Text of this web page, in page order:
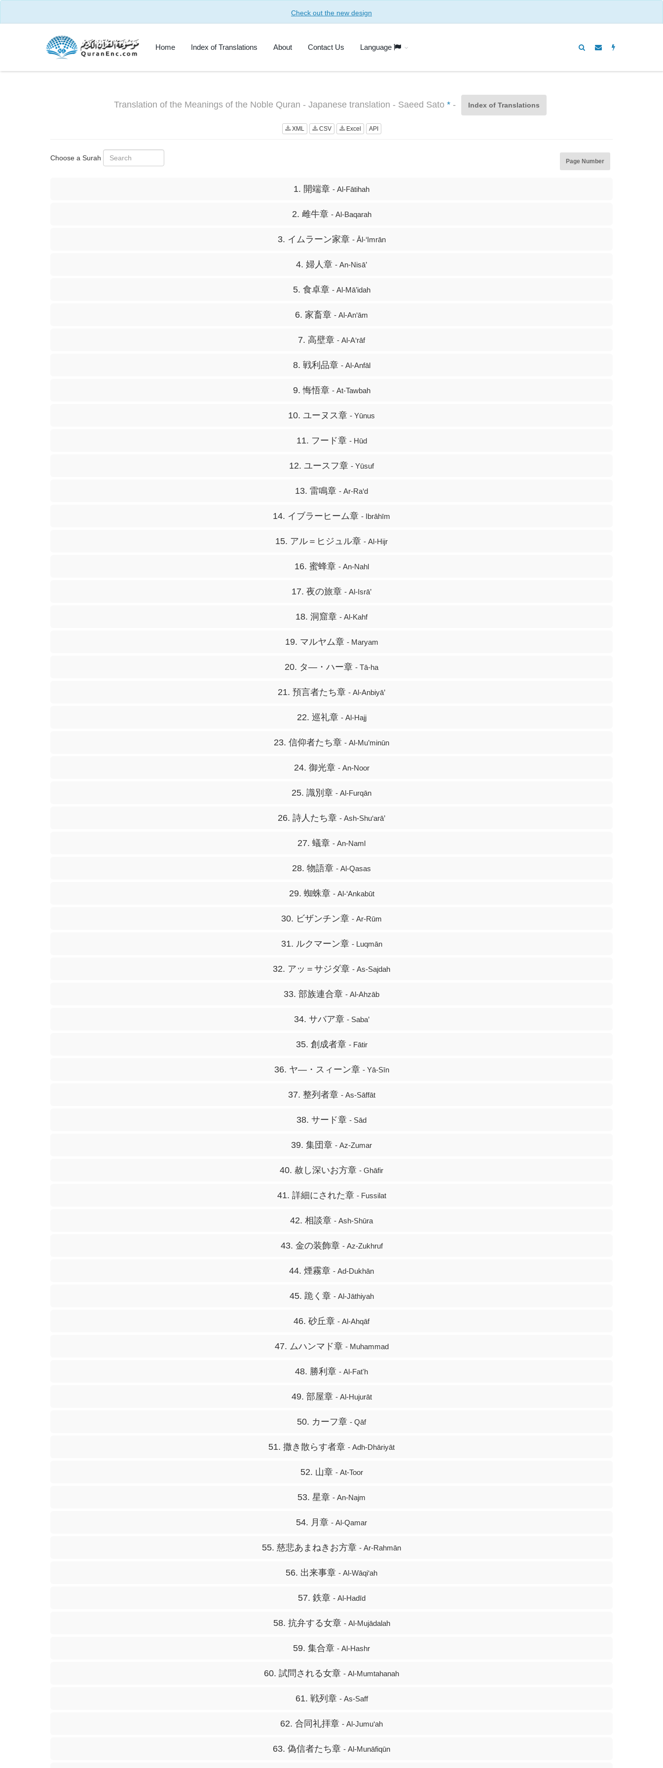
Check out the new design
Home Index of Translations About Contact Us Language
Translation of the Meanings of the Noble Quran - Japanese translation - Saeed Sato *- Index of Translations
XML CSV Excel API
Choose a Surah Page Number
1. 開端章 - Al-Fātihah
2. 雌牛章 - Al-Baqarah
3. イムラーン家章 - Āl-‘Imrān
4. 婦人章 - An-Nisā’
5. 食卓章 - Al-Mā’idah
6. 家畜章 - Al-An‘ām
7. 高壁章 - Al-A‘rāf
8. 戦利品章 - Al-Anfāl
9. 悔悟章 - At-Tawbah
10. ユーヌス章 - Yūnus
11. フード章 - Hūd
12. ユースフ章 - Yūsuf
13. 雷鳴章 - Ar-Ra‘d
14. イブラーヒーム章 - Ibrāhīm
15. アル＝ヒジュル章 - Al-Hijr
16. 蜜蜂章 - An-Nahl
17. 夜の旅章 - Al-Isrā’
18. 洞窟章 - Al-Kahf
19. マルヤム章 - Maryam
20. タ―・ハー章 - Tā-ha
21. 預言者たち章 - Al-Anbiyā’
22. 巡礼章 - Al-Hajj
23. 信仰者たち章 - Al-Mu’minūn
24. 御光章 - An-Noor
25. 識別章 - Al-Furqān
26. 詩人たち章 - Ash-Shu‘arā’
27. 蟻章 - An-Naml
28. 物語章 - Al-Qasas
29. 蜘蛛章 - Al-‘Ankabūt
30. ビザンチン章 - Ar-Rūm
31. ルクマーン章 - Luqmān
32. アッ＝サジダ章 - As-Sajdah
33. 部族連合章 - Al-Ahzāb
34. サバア章 - Saba’
35. 創成者章 - Fātir
36. ヤ―・スィーン章 - Yā-Sīn
37. 整列者章 - As-Sāffāt
38. サード章 - Sād
39. 集団章 - Az-Zumar
40. 赦し深いお方章 - Ghāfir
41. 詳細にされた章 - Fussilat
42. 相談章 - Ash-Shūra
43. 金の装飾章 - Az-Zukhruf
44. 煙霧章 - Ad-Dukhān
45. 跪く章 - Al-Jāthiyah
46. 砂丘章 - Al-Ahqāf
47. ムハンマド章 - Muhammad
48. 勝利章 - Al-Fat'h
49. 部屋章 - Al-Hujurāt
50. カーフ章 - Qāf
51. 撒き散らす者章 - Adh-Dhāriyāt
52. 山章 - At-Toor
53. 星章 - An-Najm
54. 月章 - Al-Qamar
55. 慈悲あまねきお方章 - Ar-Rahmān
56. 出来事章 - Al-Wāqi‘ah
57. 鉄章 - Al-Hadīd
58. 抗弁する女章 - Al-Mujādalah
59. 集合章 - Al-Hashr
60. 試問される女章 - Al-Mumtahanah
61. 戦列章 - As-Saff
62. 合同礼拝章 - Al-Jumu‘ah
63. 偽信者たち章 - Al-Munāfiqūn